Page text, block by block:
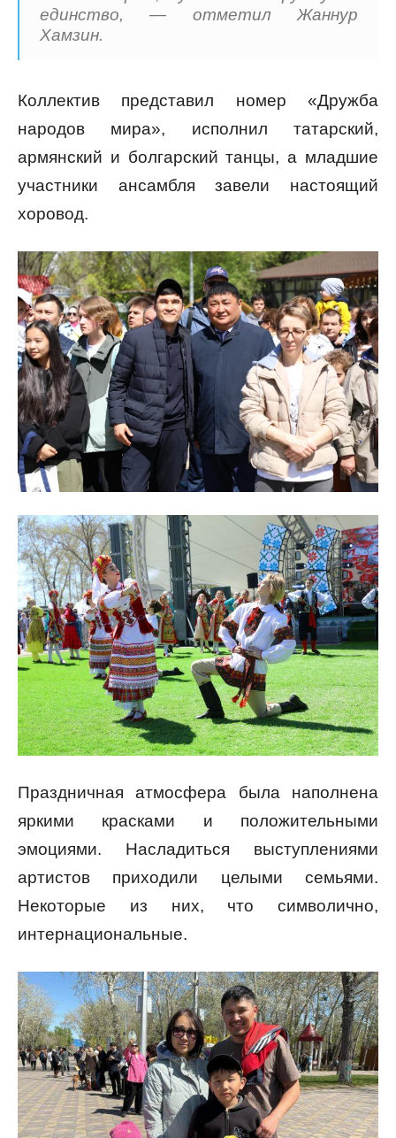
единство, — отметил Жаннур
Хамзин.
Коллектив представил номер «Дружба
народов мира», исполнил татарский,
армянский и болгарский танцы, а младшие
участники ансамбля завели настоящий
хоровод.
Праздничная атмосфера была наполнена
яркими красками и положительными
эмоциями. Насладиться выступлениями
артистов приходили целыми семьями.
Некоторые из них, что символично,
интернациональные.